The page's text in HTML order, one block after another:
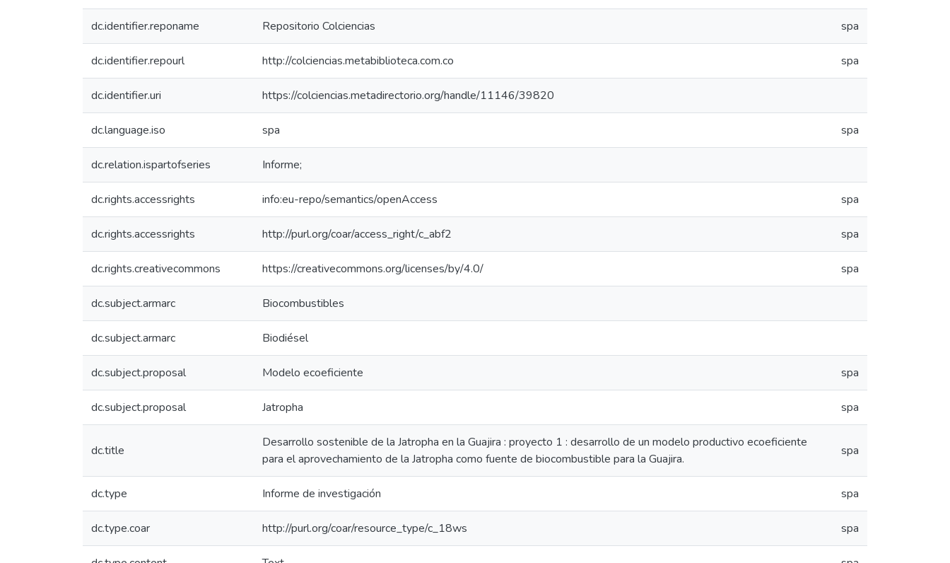
dc.identifier.reponame Repositorio Colciencias spa
dc.identifier.repourl http://colciencias.metabiblioteca.com.co spa
dc.identifier.uri https://colciencias.metadirectorio.org/handle/11146/39820
dc.language.iso spa spa
dc.relation.ispartofseries Informe;
dc.rights.accessrights info:eu-repo/semantics/openAccess spa
dc.rights.accessrights http://purl.org/coar/access_right/c_abf2 spa
dc.rights.creativecommons https://creativecommons.org/licenses/by/4.0/ spa
dc.subject.armarc Biocombustibles
dc.subject.armarc Biodiésel
dc.subject.proposal Modelo ecoeficiente spa
dc.subject.proposal Jatropha spa
dc.title
Desarrollo sostenible de la Jatropha en la Guajira : proyecto 1 : desarrollo de un modelo productivo ecoeficiente
para el aprovechamiento de la Jatropha como fuente de biocombustible para la Guajira.
spa
dc.type Informe de investigación spa
dc.type.coar http://purl.org/coar/resource_type/c_18ws spa